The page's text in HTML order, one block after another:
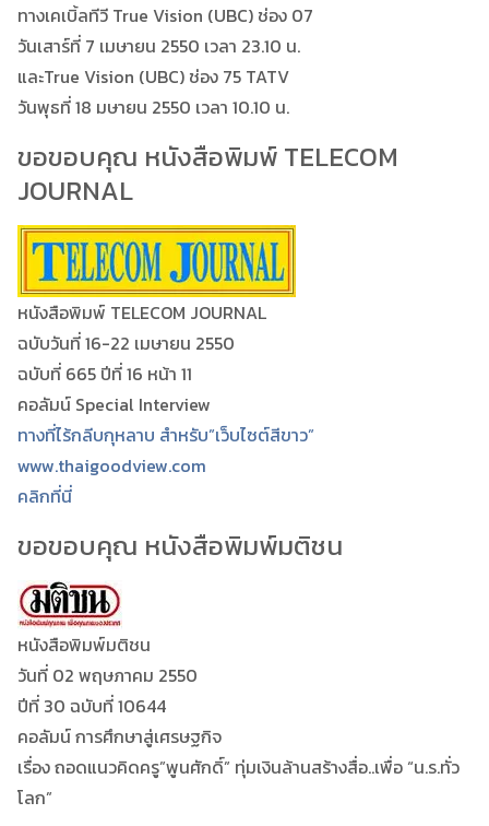
ทางเคเบิ้ลทีวี True Vision (UBC) ช่อง 07
วันเสาร์ที่ 7 เมษายน 2550 เวลา 23.10 น.
และTrue Vision (UBC) ช่อง 75 TATV
วันพุธที่ 18 มษายน 2550 เวลา 10.10 น.
ขอขอบคุณ หนังสือพิมพ์ TELECOM
JOURNAL
หนังสือพิมพ์ TELECOM JOURNAL
ฉบับวันที่ 16-22 เมษายน 2550
ฉบับที่ 665 ปีที่ 16 หน้า 11
คอลัมน์ Special Interview
ทางที่ไร้กลีบกุหลาบ สำหรับ”เว็บไซต์สีขาว”
www.thaigoodview.com
คลิกที่นี่
ขอขอบคุณ หนังสือพิมพ์มติชน
หนังสือพิมพ์มติชน
วันที่ 02 พฤษภาคม 2550
ปีที่ 30 ฉบับที่ 10644
คอลัมน์ การศึกษาสู่เศรษฐกิจ
เรื่อง ถอดแนวคิดครู”พูนศักดิ์” ทุ่มเงินล้านสร้างสื่อ..เพื่อ “น.ร.ทั่ว
โลก”